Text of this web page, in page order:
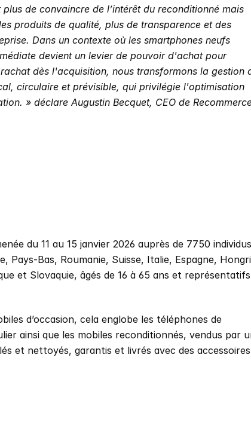
de convaincre de l’intérêt du reconditionné mais
produits de qualité, plus de transparence et des
Dans un contexte où les smartphones neufs
devient un levier de pouvoir d'achat pour
dès l'acquisition, nous transformons la gestion
circulaire et prévisible, qui privilégie l'optimisation
» déclare Augustin Becquet, CEO de
du 11 au 15 janvier 2026 auprès de 7750 individus
Pays-Bas, Roumanie, Suisse, Italie, Espagne,
et Slovaquie, âgés de 16 à 65 ans et représentatifs
d’occasion, cela englobe les téléphones de
ainsi que les mobiles reconditionnés, vendus par
et nettoyés, garantis et livrés avec des accessoires